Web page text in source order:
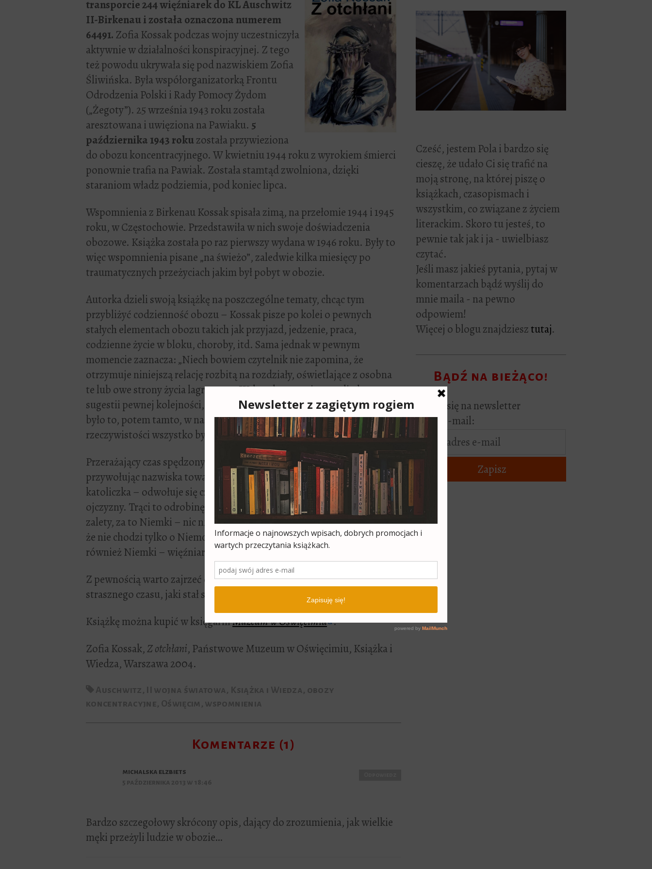
transporcie 244 więźniarek do KL Auschwitz
II-Birkenau i została oznaczona numerem
64491.Zofia Kossak podczas wojny uczestniczyła
aktywnie w działalności konspiracyjnej. Z tego
też powodu ukrywała się pod nazwiskiem Zofia
Śliwińska. Była współorganizatorką Frontu
Odrodzenia Polski i Rady Pomocy Żydom
(„Żegoty”). 25 września 1943 roku została
aresztowana i uwięziona na Pawiaku. 5
października 1943 rokuzostała przywieziona
do obozu koncentracyjnego. W kwietniu 1944 roku z wyrokiem śmierci
ponownie trafia na Pawiak. Została stamtąd zwolniona, dzięki
staraniom władz podziemia, pod koniec lipca.
Wspomnienia z Birkenau Kossak spisała zimą, na przełomie 1944 i 1945
roku, w Częstochowie. Przedstawiła w nich swoje doświadczenia
obozowe. Książka została po raz pierwszy wydana w 1946 roku. Były to
więc wspomnienia pisane „na świeżo”, zaledwie kilka miesięcy po
traumatycznych przeżyciach jakim był pobyt w obozie.
Autorka dzieli swoją książkę na poszczególne tematy, chcąc tym
przybliżyć codzienność obozu – Kossak pisze po kolei o pewnych
stałych elementach obozu takich jak przyjazd, jedzenie, praca,
codzienne życie w bloku, choroby, itd. Sama jednak w pewnym
momencie zaznacza: „Niech bowiem czytelnik nie zapomina, że
otrzymuje niniejszą relację rozbitą na rozdziały, oświetlające z osobna
te lub owe strony życia lagrowego. Wskutek tego mimo woli ulega
sugestii pewnej kolejności, etapowości dokuczliwych plag; najpierw
było to, potem tamto, w następnym okresie to… Otóż nie. W
rzeczywistości wszystko było wciąż i równocześnie.”
Przerażający czas spędzony w obozie Kossak dokładnie opisuje,
przywołując nazwiska towarzyszek niedoli. Autorka – patriotka i
katoliczka – odwołuje się często do swojej wiary w Boga i miłości do
ojczyzny. Trąci to odrobinę myszką – my Polki – wierne i ofiarne, same
zalety, za to Niemki – nic nie rozumieją, nie wiedzą. (Warto pamiętać,
że nie chodzi tylko o Niemców-oprawców; do obozu zsyłane były
również Niemki – więźniarki jak Kossak).
Z pewnością warto zajrzeć do tej relacji, która jest świadectwem
strasznego czasu, jaki stał się udziałem autorki.
Książkę można kupić w księgarniMuzeum w Oświęcimiu .
Zofia Kossak,Z otchłani, Państwowe Muzeum w Oświęcimiu, Książka i
Wiedza, Warszawa 2004.
Komentarze (1)
michalska elzbiets
Bardzo szczegołowy skrócony opis, dający do zrozumienia, jak wielkie
męki przeżyli ludzie w obozie…
Cześć, jestem Pola i bardzo się
cieszę, że udało Ci się trafić na
moją stronę, na której piszę o
książkach, czasopismach i
wszystkim, co związane z życiem
literackim. Skoro tu jesteś, to
pewnie tak jak i ja - uwielbiasz
czytać.
Jeśli masz jakieś pytania, pytaj w
komentarzach bądź wyślij do
mnie maila - na pewno
odpowiem!
Więcej o blogu znajdziesztutaj.
Bądź na bieżąco!
Zapisz się na newsletter
Adres e-mail: